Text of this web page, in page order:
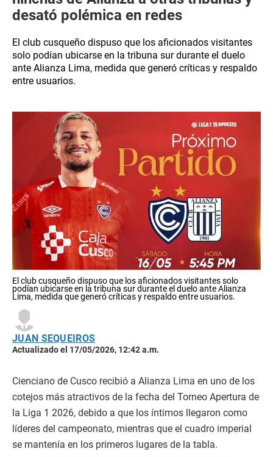
desató polémica en redes
El club cusqueño dispuso que los aficionados visitantes
solo podían ubicarse en la tribuna sur durante el duelo
ante Alianza Lima, medida que generó críticas y respaldo
entre usuarios.
El club cusqueño dispuso que los aficionados visitantes solo
podían ubicarse en la tribuna sur durante el duelo ante Alianza
Lima, medida que generó críticas y respaldo entre usuarios.
JUAN SEQUEIROS
Actualizado el 17/05/2026, 12:42 a.m.
Cienciano de Cusco recibió a Alianza Lima en uno de los
cotejos más atractivos de la fecha del Torneo Apertura de
la Liga 1 2026, debido a que los íntimos llegaron como
líderes del campeonato, mientras que el cuadro imperial
se mantenía en los primeros lugares de la tabla.